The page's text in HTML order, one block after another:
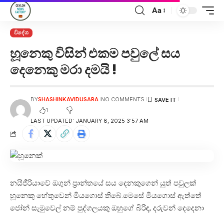
Aa
විදේශ
හූනෙකු විසින් එකම පවුලේ සය
දෙනෙකු මරා දමයි !
LAST UPDATED: JANUARY 8, 2025 3:57 AM
BYSHASHINKAVIDUSARA NO COMMENTS
1
නයිජීරියාවේ ඔගුන් ප්‍රාන්තයේ සය දෙනකුගෙන් යුත් පවුලක්
හූනෙකු හේතුවෙන් මියගොස් තිබේ.මෙසේ මියගොස් ඇත්තේ
ජෝන් සැමුවෙල් නම් පුද්ගලයකු ඔහුගේ බිරිඳ, දරුවන් දෙදෙනා